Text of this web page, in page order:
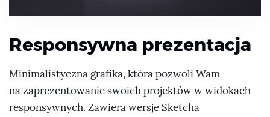
Responsywna prezentacja
Minimalistyczna grafika, która pozwoli Wam
na zaprezentowanie swoich projektów w widokach
responsywnych. Zawiera wersje Sketcha